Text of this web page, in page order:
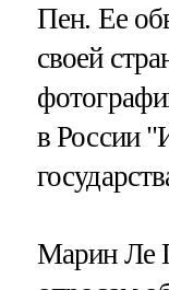
Пен. Ее
своей
в России
Марин Ле